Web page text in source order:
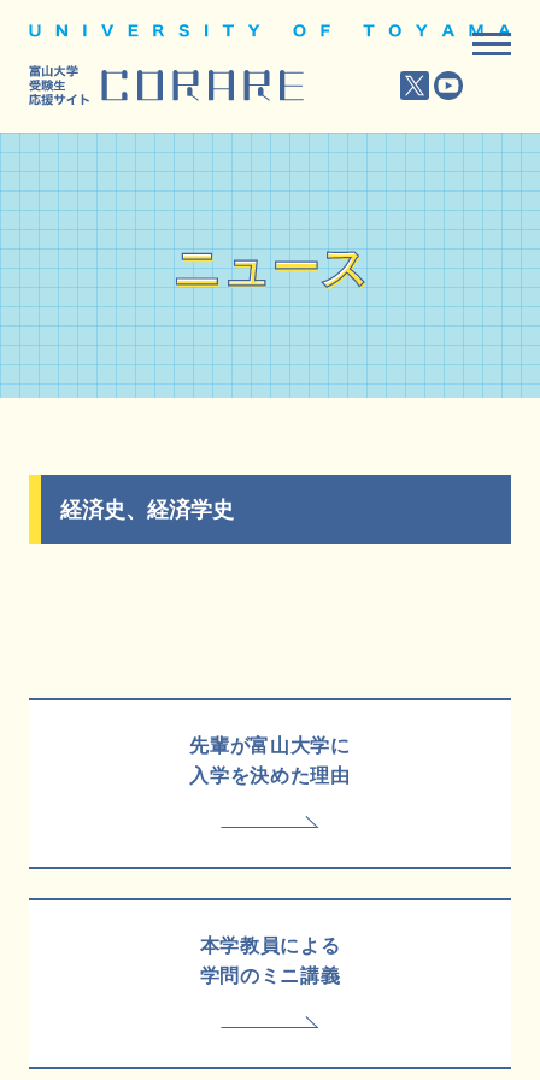
ニュース
ニュース
経済史、経済学史
先輩が富山大学に
入学を決めた理由
本学教員による
学問のミニ講義